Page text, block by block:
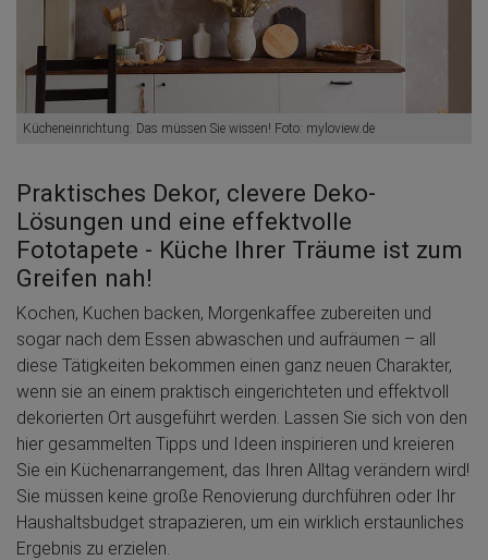
Kücheneinrichtung: Das müssen Sie wissen! Foto: myloview.de
Praktisches Dekor, clevere Deko-
Lösungen und eine effektvolle
Fototapete - Küche Ihrer Träume ist zum
Greifen nah!
Kochen, Kuchen backen, Morgenkaffee zubereiten und
sogar nach dem Essen abwaschen und aufräumen – all
diese Tätigkeiten bekommen einen ganz neuen Charakter,
wenn sie an einem praktisch eingerichteten und effektvoll
dekorierten Ort ausgeführt werden. Lassen Sie sich von den
hier gesammelten Tipps und Ideen inspirieren und kreieren
Sie ein Küchenarrangement, das Ihren Alltag verändern wird!
Sie müssen keine große Renovierung durchführen oder Ihr
Haushaltsbudget strapazieren, um ein wirklich erstaunliches
Ergebnis zu erzielen.